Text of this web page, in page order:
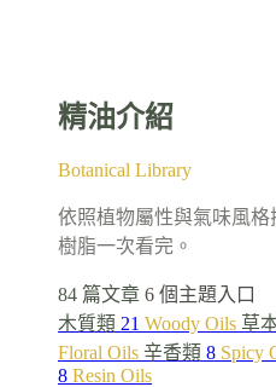
精油介紹
Botanical Library
依照植物屬性與氣味風格
樹脂一次看完。
84 篇文章 6 個主題入口
木質類 21 Woody Oils 草
Floral Oils 辛香類 8 Spicy
8 Resin Oils